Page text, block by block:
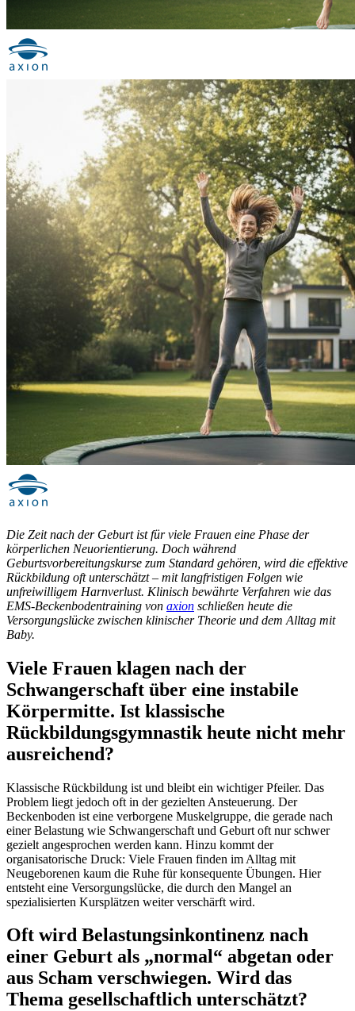
Die Zeit nach der Geburt ist für viele Frauen eine Phase der
körperlichen Neuorientierung. Doch während
Geburtsvorbereitungskurse zum Standard gehören, wird die effektive
Rückbildung oft unterschätzt – mit langfristigen Folgen wie
unfreiwilligem Harnverlust. Klinisch bewährte Verfahren wie das
EMS-Beckenbodentraining von axion schließen heute die
Versorgungslücke zwischen klinischer Theorie und dem Alltag mit
Baby.
Viele Frauen klagen nach der
Schwangerschaft über eine instabile
Körpermitte. Ist klassische
Rückbildungsgymnastik heute nicht mehr
ausreichend?
Klassische Rückbildung ist und bleibt ein wichtiger Pfeiler. Das
Problem liegt jedoch oft in der gezielten Ansteuerung. Der
Beckenboden ist eine verborgene Muskelgruppe, die gerade nach
einer Belastung wie Schwangerschaft und Geburt oft nur schwer
gezielt angesprochen werden kann. Hinzu kommt der
organisatorische Druck: Viele Frauen finden im Alltag mit
Neugeborenen kaum die Ruhe für konsequente Übungen. Hier
entsteht eine Versorgungslücke, die durch den Mangel an
spezialisierten Kursplätzen weiter verschärft wird.
Oft wird Belastungsinkontinenz nach
einer Geburt als „normal“ abgetan oder
aus Scham verschwiegen. Wird das
Thema gesellschaftlich unterschätzt?